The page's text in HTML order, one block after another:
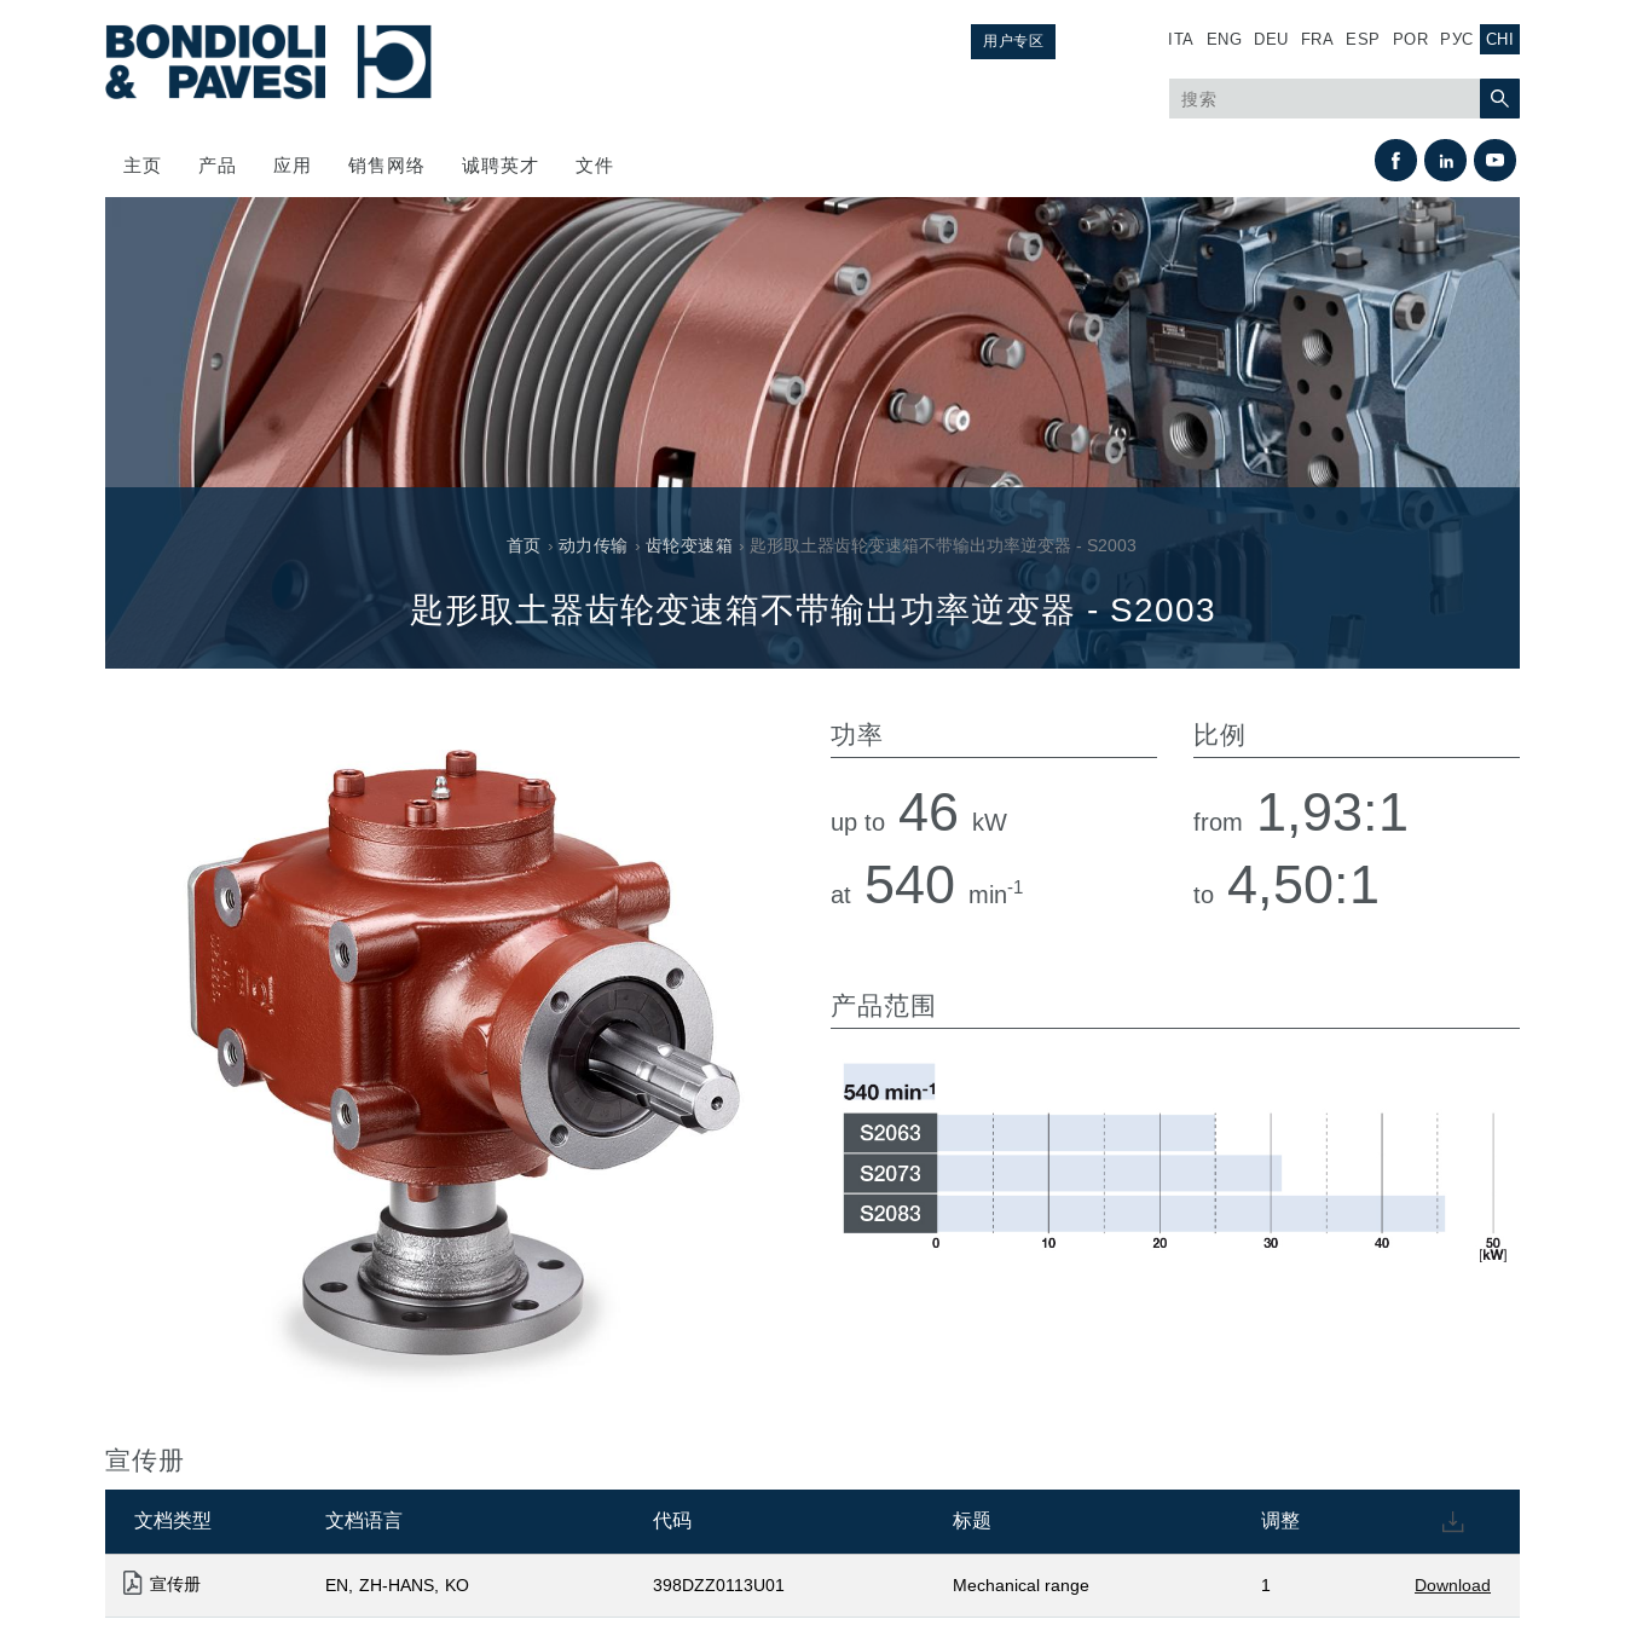
ITA ENG DEU FRA ESP POR РУС CHI
用户专区
主页 产品 应用 销售网络 诚聘英才 文件
动力传输
万向传动轴
专为 Bondioli & Pavesi 制造的齿轮变速箱
平行轴齿轮变速箱
标准泵驱动
Motori elettrici brushless - Serie MS
专为 Bondioli & Pavesi 制造 的内齿轮油泵和滚切式马达
联轴器系统
控制
线性阀
服控制器
控制系统的电子元件
热交换
首页 › 动力传输 › 齿轮变速箱 › 匙形取土器齿轮变速箱不带输出功率逆变器 - S2003
匙形取土器齿轮变速箱不带输出功率逆变器 - S2003
功率
up to 46 kW
at 540 min-1
比例
from 1,93:1
to 4,50:1
产品范围
宣传册
文档类型 文档语言 代码 标题 调整
宣传册 EN ZH-HANS KO 398DZZ0113U01 Mechanical range 1 Download